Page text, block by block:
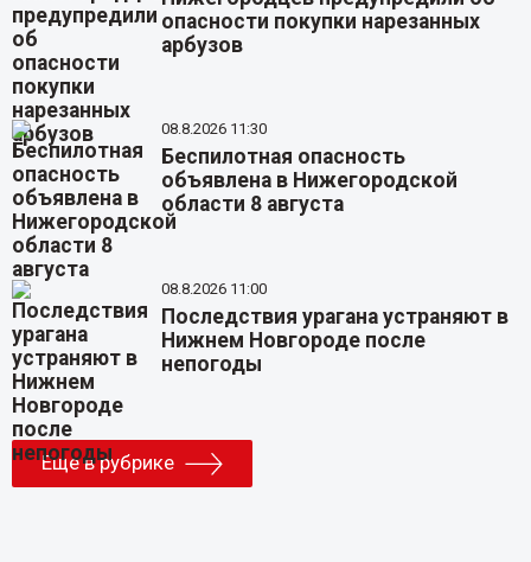
опасности покупки нарезанных
арбузов
08.8.2026 11:30
Беспилотная опасность
объявлена в Нижегородской
области 8 августа
08.8.2026 11:00
Последствия урагана устраняют в
Нижнем Новгороде после
непогоды
Еще в рубрике